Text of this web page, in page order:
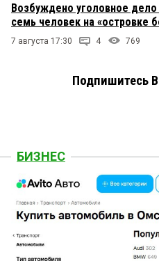
Возбуждено уголовное
семь человек на «островке
7 августа 17:30 4 769
Подпишитесь
БИЗНЕС